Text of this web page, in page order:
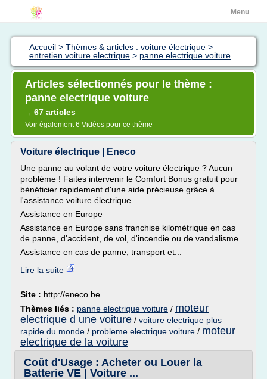
Menu
Accueil > Thèmes & articles : voiture électrique >
entretien voiture electrique > panne electrique voiture
Articles sélectionnés pour le thème :
panne electrique voiture
→ 67 articles
Voir également6 Vidéos pour ce thème
Voiture électrique | Eneco
Une panne au volant de votre voiture électrique ? Aucun
problème ! Faites intervenir le Comfort Bonus gratuit pour
bénéficier rapidement d'une aide précieuse grâce à
l'assistance voiture électrique.
Assistance en Europe
Assistance en Europe sans franchise kilométrique en cas
de panne, d'accident, de vol, d'incendie ou de vandalisme.
Assistance en cas de panne, transport et...
Lire la suite
Site : http://eneco.be
Thèmes liés : panne electrique voiture / moteur
electrique d une voiture / voiture electrique plus
rapide du monde / probleme electrique voiture / moteur
electrique de la voiture
Coût d'Usage : Acheter ou Louer la
Batterie VE | Voiture ...